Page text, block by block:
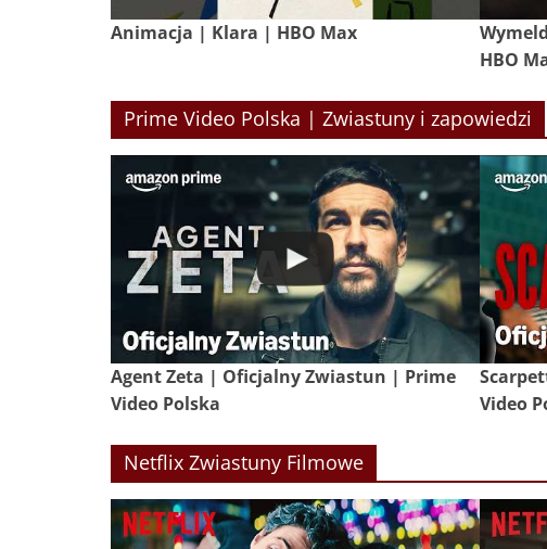
Animacja | Klara | HBO Max
HBO
Prime Video Polska | Zwiastuny i zapowiedzi
Agent Zeta | Oficjalny Zwiastun | Prime
Video Polska
Video
Netflix Zwiastuny Filmowe